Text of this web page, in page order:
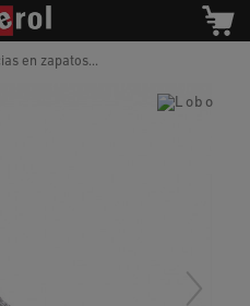
en zapatos...